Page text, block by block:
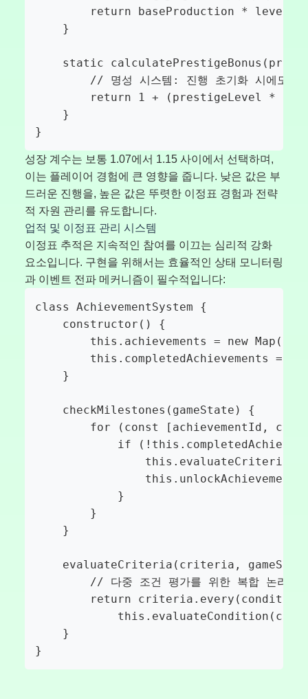
return baseProduction * level *
    }
static
// 명성 시스템: 진행 초기화 시에도 영
return 1 + (prestigeLevel *
    }
}
성장 계수는 보통 1.07에서 1.15 사이에서 선택하며,
이는 플레이어 경험에 큰 영향을 줍니다. 낮은 값은 부
드러운 진행을, 높은 값은 뚜렷한 이정표 경험과 전략
적 자원 관리를 유도합니다.
업적 및 이정표 관리 시스템
이정표 추적은 지속적인 참여를 이끄는 심리적 강화
요소입니다. 구현을 위해서는 효율적인 상태 모니터링
과 이벤트 전파 메커니즘이 필수적입니다:
class AchievementSystem {
    constructor() {
        this.achievements = new Map();
this.completedAchievements =
    }
    checkMilestones(gameState) {
for (const [achievementId,
if
            }
        }
    }
evaluateCriteria(criteria,
// 다중 조건 평가를 위한 복합 논리 처
return
    }
}